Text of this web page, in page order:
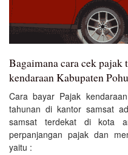
Bagaimana cara cek pajak
kendaraan Kabupaten
Cara bayar Pajak
tahunan di kantor samsat
samsat terdekat di kota
perpanjangan pajak dan
yaitu :